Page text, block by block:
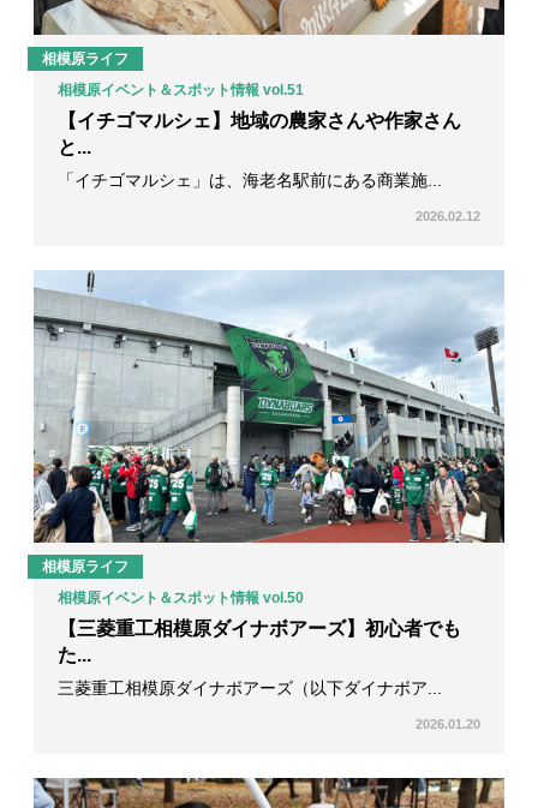
相模原ライフ
相模原イベント＆スポット情報 vol.51
【イチゴマルシェ】地域の農家さんや作家さん
と...
「イチゴマルシェ」は、海老名駅前にある商業施...
2026.02.12
相模原ライフ
相模原イベント＆スポット情報 vol.50
【三菱重工相模原ダイナボアーズ】初心者でも
た...
三菱重工相模原ダイナボアーズ（以下ダイナボア...
2026.01.20